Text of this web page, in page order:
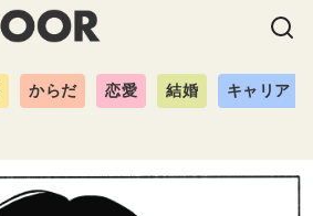
からだ 恋愛 結婚 キャリア